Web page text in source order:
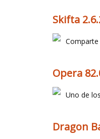
Skifta
Opera
Uno de
Dragon